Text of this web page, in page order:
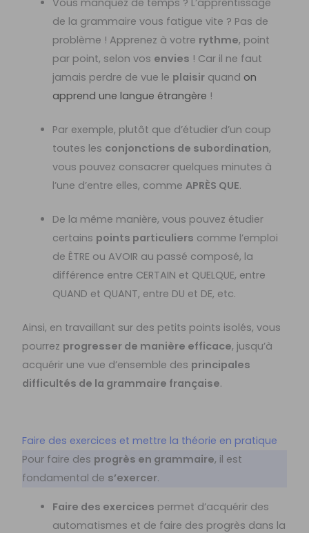
Vous manquez de temps ? L’apprentissage
de la grammaire vous fatigue vite ? Pas de
problème ! Apprenez à votre rythme, point
par point, selon vos envies ! Car il ne faut
jamais perdre de vue le plaisir quand on
apprend une langue étrangère !
Par exemple, plutôt que d’étudier d’un coup
toutes les conjonctions de subordination,
vous pouvez consacrer quelques minutes à
l’une d’entre elles, comme APRÈS QUE.
De la même manière, vous pouvez étudier
certains points particuliers comme l’emploi
de ÊTRE ou AVOIR au passé composé, la
différence entre CERTAIN et QUELQUE, entre
QUAND et QUANT, entre DU et DE, etc.
Ainsi, en travaillant sur des petits points isolés, vous
pourrez progresser de manière efficace, jusqu’à
acquérir une vue d’ensemble des principales
difficultés de la grammaire française.
Faire des exercices et mettre la théorie en pratique
Pour faire des progrès en grammaire, il est
fondamental de s’exercer.
Faire des exercices permet d’acquérir des
automatismes et de faire des progrès dans la